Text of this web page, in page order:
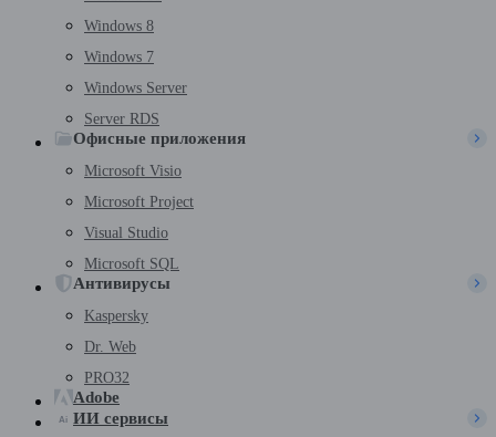
Windows 8
Windows 7
Windows Server
Server RDS
Офисные приложения
Microsoft Visio
Microsoft Project
Visual Studio
Microsoft SQL
Антивирусы
Kaspersky
Dr. Web
PRO32
Adobe
ИИ сервисы